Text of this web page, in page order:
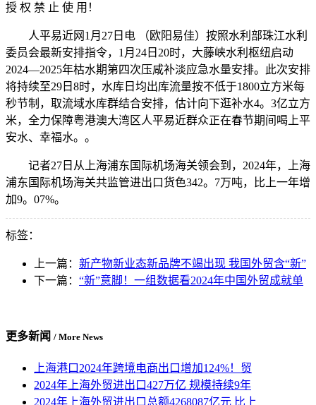
授 权 禁 止 使 用！
人平易近网1月27日电 （欧阳易佳）按照水利部珠江水利
委员会最新安排指令，1月24日20时，大藤峡水利枢纽启动
2024—2025年枯水期第四次压咸补淡应急水量安排。此次安排
将持续至29日8时，水库日均出库流量按不低于1800立方米每
秒节制，取流域水库群结合安排，估计向下逛补水4。3亿立方
米，全力保障粤港澳大湾区人平易近群众正在春节期间喝上平
安水、幸福水。。
记者27日从上海浦东国际机场海关领会到，2024年，上海
浦东国际机场海关共监管进出口货色342。7万吨，比上一年增
加9。07%。
标签：
上一篇： 新产物新业态新品牌不竭出现 我国外贸含“新”
下一篇： “新”意脚！一组数据看2024年中国外贸成就单
更多新闻 / More News
上海港口2024年跨境电商出口增加124%！贸
2024年上海外贸进出口427万亿 规模持续9年
2024年上海外贸进出口总额4268087亿元 比上